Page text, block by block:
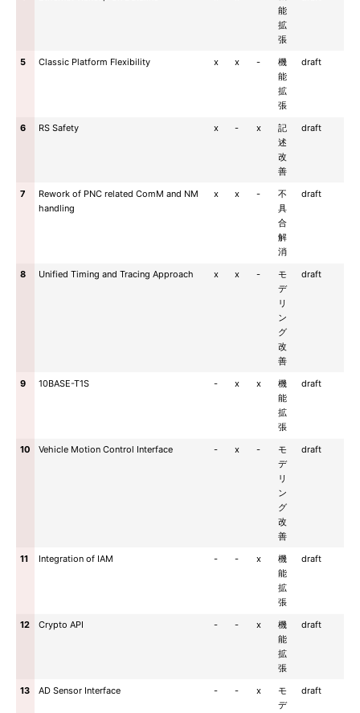
能
拡
張
5 Classic Platform Flexibility x x -
機
能
拡
張
draft
6 RS Safety x - x
記
述
改
善
draft
7
Rework of PNC related ComM and NM
handling
x x -
不
具
合
解
消
draft
8 Unified Timing and Tracing Approach x x -
モ
デ
リ
ン
グ
改
善
draft
9 10BASE-T1S - x x
機
能
拡
張
draft
10 Vehicle Motion Control Interface - x -
モ
デ
リ
ン
グ
改
善
draft
11 Integration of IAM - - x
機
能
拡
張
draft
12 Crypto API - - x
機
能
拡
張
draft
13 AD Sensor Interface - - x
モ
デ
draft